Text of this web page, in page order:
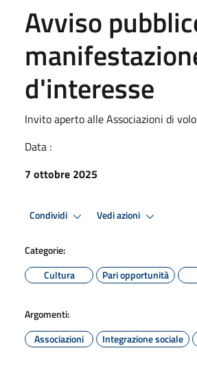
Avviso
d'interesse
Invito aperto alle Associazioni di
Data :
7 ottobre 2025
Condividi Vedi azioni
Categorie:
Cultura
Pari opportunità
Argomenti:
Associazioni
Integrazione sociale